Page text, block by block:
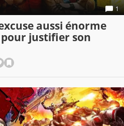
1
aussi énorme
justifier son